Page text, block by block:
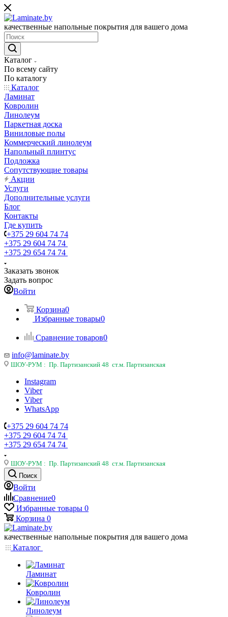
качественные напольные покрытия для вашего дома
Каталог
По всему сайту
По каталогу
Каталог
Ламинат
Ковролин
Линолеум
Паркетная доска
Виниловые полы
Коммерческий линолеум
Напольный плинтус
Подложка
Сопутствующие товары
Акции
Услуги
Дополнительные услуги
Блог
Контакты
Где купить
+375 29 604 74 74
+375 29 604 74 74
+375 29 654 74 74
Заказать звонок
Задать вопрос
Войти
Корзина0
Избранные товары0
Сравнение товаров0
info@laminate.by
ШОУ-РУМ : Пр. Партизанский 48 ст.м. Партизанская
Instagram
Viber
Viber
WhatsApp
+375 29 604 74 74
+375 29 604 74 74
+375 29 654 74 74
ШОУ-РУМ : Пр. Партизанский 48 ст.м. Партизанская
Поиск
Войти
Сравнение0
Избранные товары 0
Корзина 0
качественные напольные покрытия для вашего дома
Каталог
Ламинат
Ковролин
Линолеум